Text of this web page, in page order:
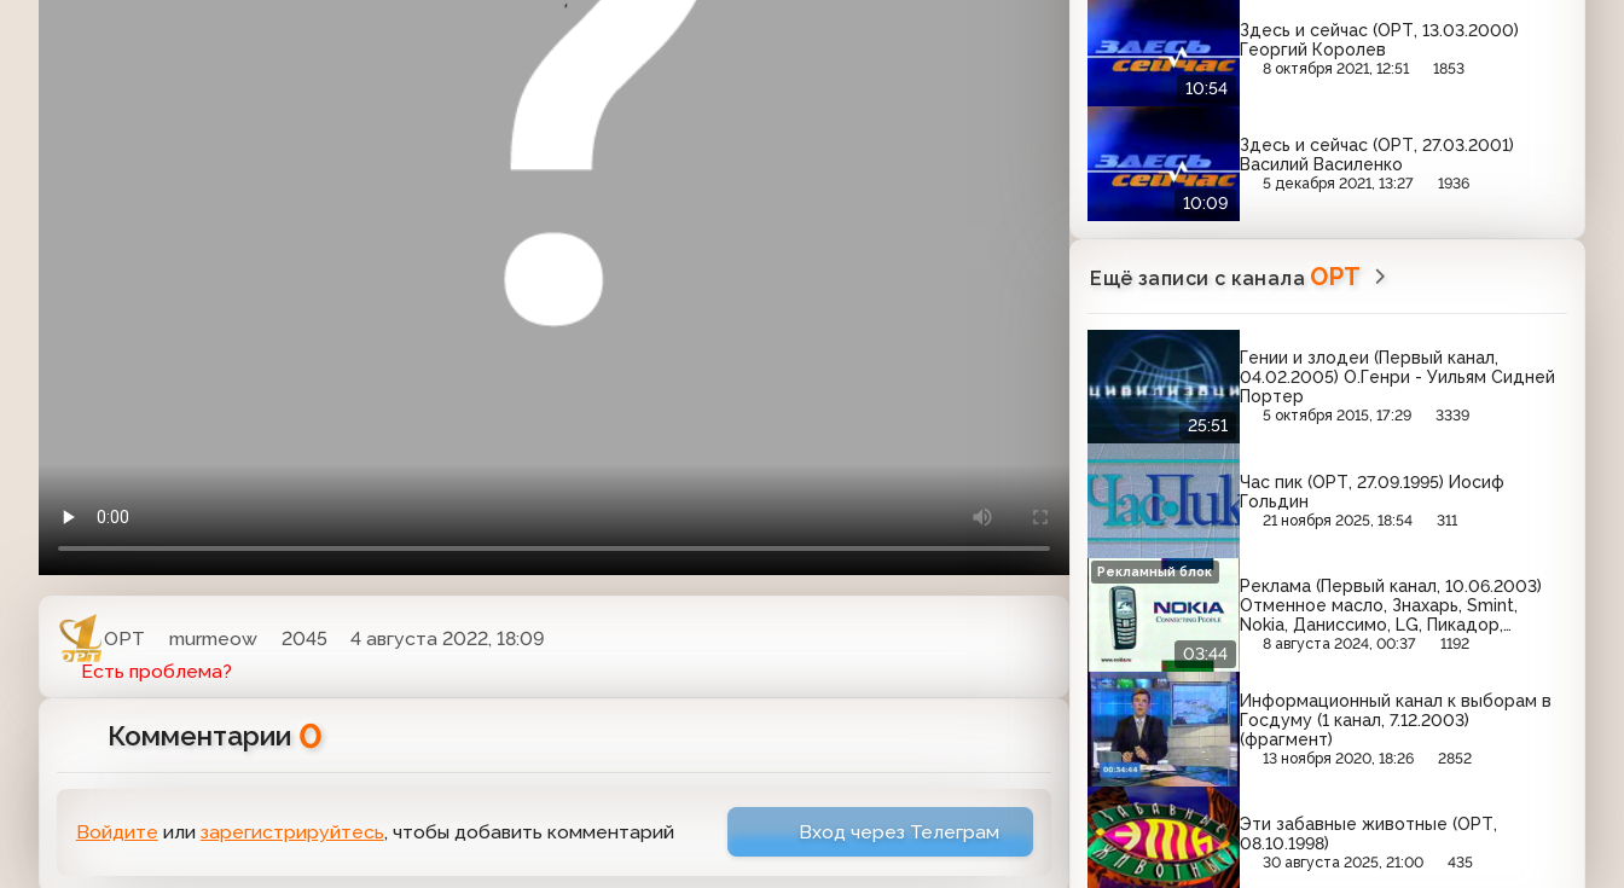
ОРТ murmeow 2045
4 августа 2022, 18:09
Есть проблема?
Комментарии 0
Войдите или зарегистрируйтесь, чтобы добавить комментарий Вход через Телеграм
10:54
Здесь и сейчас (ОРТ, 13.03.2000)
Георгий Королев
8 октября 2021, 12:51 1853
10:09
Здесь и сейчас (ОРТ, 27.03.2001)
Василий Василенко
5 декабря 2021, 13:27 1936
Ещё записи с канала ОРТ
25:51
Гении и злодеи (Первый канал,
04.02.2005) О.Генри - Уильям Сидней
Портер
5 октября 2015, 17:29 3339
Час пик (ОРТ, 27.09.1995) Иосиф
Гольдин
21 ноября 2025, 18:54 311
03:44
Реклама (Первый канал, 10.06.2003)
Отменное масло, Знахарь, Smint,
Nokia, Даниссимо, LG, Пикадор,
Fujifilm, Гранд, ТВ Бинго Шоу,
8 августа 2024, 00:37 1192
Рекламный блок
Информационный канал к выборам в
Госдуму (1 канал, 7.12.2003)
(фрагмент)
13 ноября 2020, 18:26 2852
Эти забавные животные (ОРТ,
08.10.1998)
30 августа 2025, 21:00 435